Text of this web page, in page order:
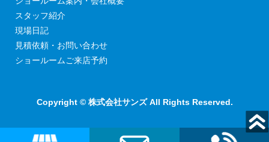
スタッフ紹介
現場日記
見積依頼・お問い合わせ
ショールームご来店予約
Copyright © 株式会社サンズ All Rights Reserved.